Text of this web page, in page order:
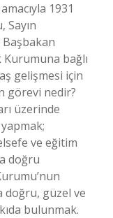
1931
Sayın
Başbakan
bağlı
gelişmesi için
görevi nedir?
üzerinde
ve eğitim
doğru
doğru, güzel ve
bulunmak.